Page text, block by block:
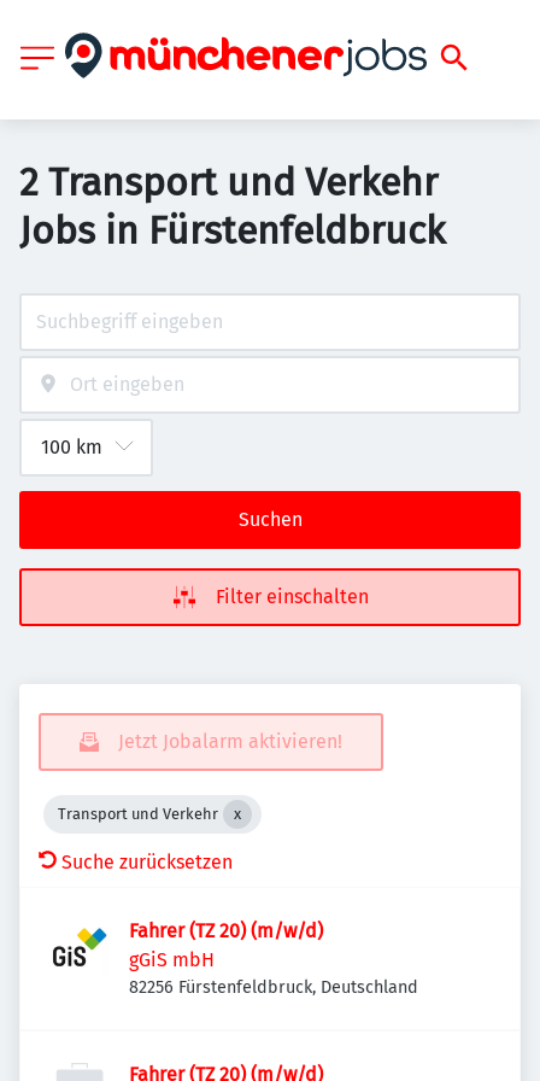
2 Transport und Verkehr
Jobs in Fürstenfeldbruck
Suchen
Filter einschalten
Jetzt Jobalarm aktivieren!
Transport und Verkehr
Suche zurücksetzen
Fahrer (TZ 20) (m/w/d)
gGiS mbH
82256 Fürstenfeldbruck, Deutschland
Fahrer (TZ 20) (m/w/d)